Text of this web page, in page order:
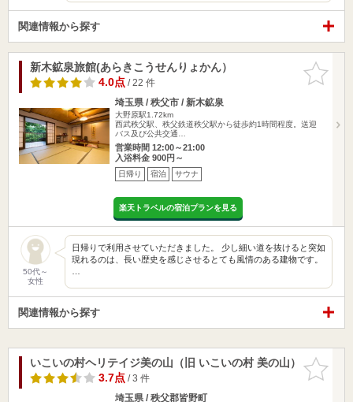
関連情報から探す
お気に入
りに追加
新木鉱泉旅館(あらきこうせんりょかん）
4.0点/ 22 件
埼玉県 / 秩父市 / 新木鉱泉
大野原駅1.72km
西武秩父駅、秩父鉄道秩父駅から徒歩約1時間程度。送迎
バス及び公共交通…
営業時間 12:00～21:00
入浴料金 900円～
日帰り 宿泊 サウナ
楽天トラベルの宿泊プランを見る
50代～
女性
日帰りで利用させていただきました。 少し細い道を抜けると突如
現れるのは、長い歴史を感じさせるとても風情のある建物です。
関連情報から探す
お気に入
りに追加
いこいの村ヘリテイジ美の山（旧 いこいの村 美の山）
3.7点/ 3 件
埼玉県 / 秩父郡皆野町